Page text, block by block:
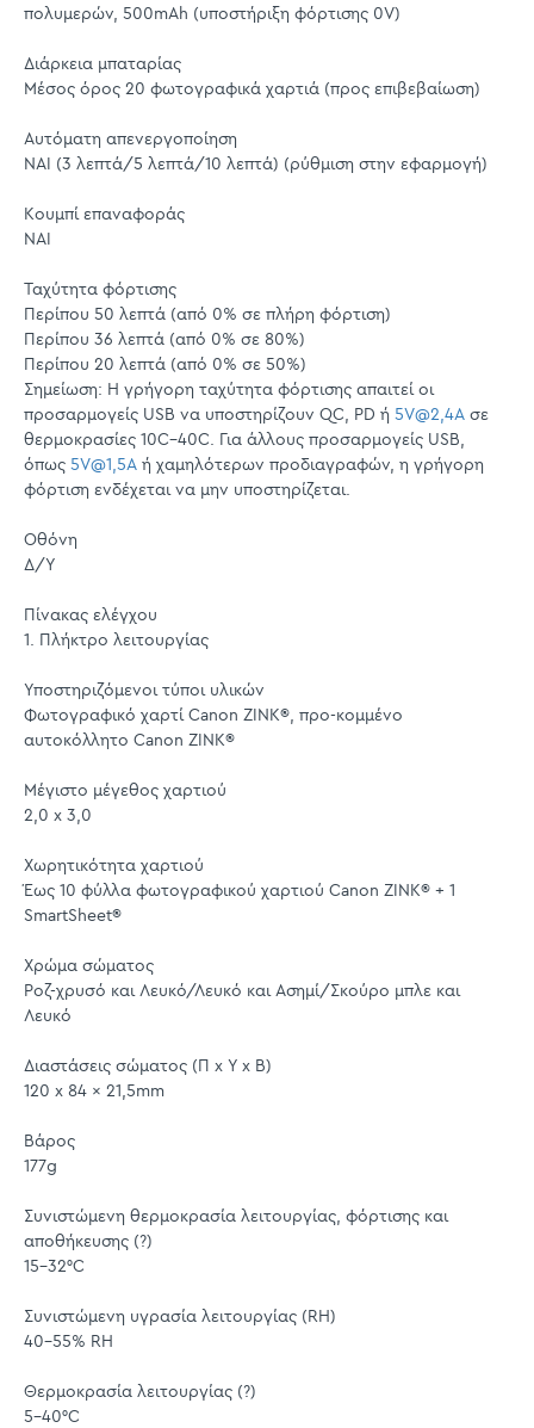
πολυμερών, 500mAh (υποστήριξη φόρτισης 0V)
Διάρκεια μπαταρίας
Μέσος όρος 20 φωτογραφικά χαρτιά (προς επιβεβαίωση)
Αυτόματη απενεργοποίηση
ΝΑΙ (3 λεπτά/5 λεπτά/10 λεπτά) (ρύθμιση στην εφαρμογή)
Κουμπί επαναφοράς
ΝΑΙ
Ταχύτητα φόρτισης
Περίπου 50 λεπτά (από 0% σε πλήρη φόρτιση)
Περίπου 36 λεπτά (από 0% σε 80%)
Περίπου 20 λεπτά (από 0% σε 50%)
Σημείωση: Η γρήγορη ταχύτητα φόρτισης απαιτεί οι
προσαρμογείς USB να υποστηρίζουν QC, PD ή 5V@2,4A σε
θερμοκρασίες 10C–40C. Για άλλους προσαρμογείς USB,
όπως 5V@1,5A ή χαμηλότερων προδιαγραφών, η γρήγορη
φόρτιση ενδέχεται να μην υποστηρίζεται.
Οθόνη
Δ/Υ
Πίνακας ελέγχου
1. Πλήκτρο λειτουργίας
Υποστηριζόμενοι τύποι υλικών
Φωτογραφικό χαρτί Canon ZINK®, προ-κομμένο
αυτοκόλλητο Canon ZINK®
Μέγιστο μέγεθος χαρτιού
2,0 x 3,0
Χωρητικότητα χαρτιού
Έως 10 φύλλα φωτογραφικού χαρτιού Canon ZINK® + 1
SmartSheet®
Χρώμα σώματος
Ροζ-χρυσό και Λευκό/Λευκό και Ασημί/Σκούρο μπλε και
Λευκό
Διαστάσεις σώματος (Π x Υ x Β)
120 x 84 x 21,5mm
Βάρος
177g
Συνιστώμενη θερμοκρασία λειτουργίας, φόρτισης και
αποθήκευσης (?)
15-32°C
Συνιστώμενη υγρασία λειτουργίας (RH)
40-55% RH
Θερμοκρασία λειτουργίας (?)
5-40°C